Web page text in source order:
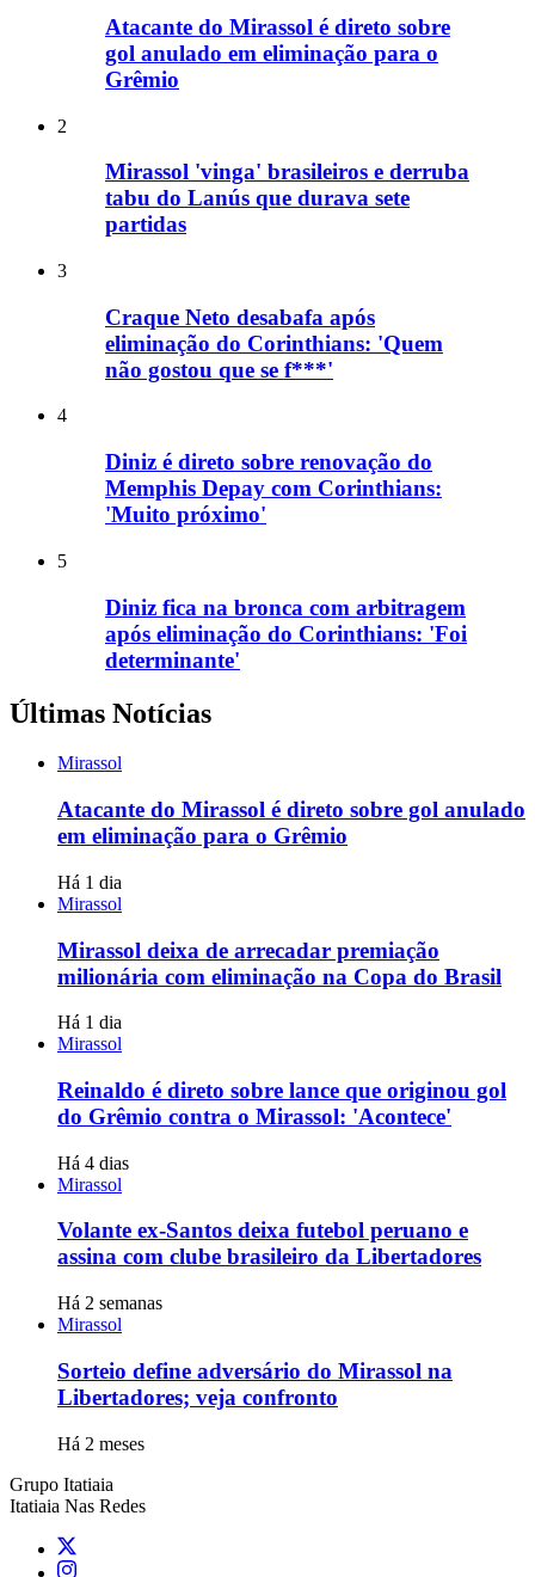
Atacante do Mirassol é direto sobre
gol anulado em eliminação para o
Grêmio
2
Mirassol 'vinga' brasileiros e derruba
tabu do Lanús que durava sete
partidas
3
Craque Neto desabafa após
eliminação do Corinthians: 'Quem
não gostou que se f***'
4
Diniz é direto sobre renovação do
Memphis Depay com Corinthians:
'Muito próximo'
5
Diniz fica na bronca com arbitragem
após eliminação do Corinthians: 'Foi
determinante'
Últimas Notícias
Mirassol
Atacante do Mirassol é direto sobre gol anulado
em eliminação para o Grêmio
Há 1 dia
Mirassol
Mirassol deixa de arrecadar premiação
milionária com eliminação na Copa do Brasil
Há 1 dia
Mirassol
Reinaldo é direto sobre lance que originou gol
do Grêmio contra o Mirassol: 'Acontece'
Há 4 dias
Mirassol
Volante ex-Santos deixa futebol peruano e
assina com clube brasileiro da Libertadores
Há 2 semanas
Mirassol
Sorteio define adversário do Mirassol na
Libertadores; veja confronto
Há 2 meses
Grupo Itatiaia
Itatiaia Nas Redes